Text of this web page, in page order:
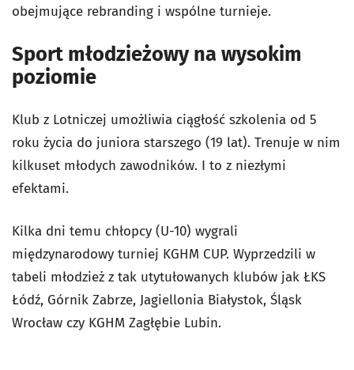
obejmujące rebranding i wspólne turnieje.
Sport młodzieżowy na wysokim
poziomie
Klub z Lotniczej umożliwia ciągłość szkolenia od 5
roku życia do juniora starszego (19 lat). Trenuje w nim
kilkuset młodych zawodników. I to z niezłymi
efektami.
Kilka dni temu chłopcy (U-10) wygrali
międzynarodowy turniej KGHM CUP. Wyprzedzili w
tabeli młodzież z tak utytułowanych klubów jak ŁKS
Łódź, Górnik Zabrze, Jagiellonia Białystok, Śląsk
Wrocław czy KGHM Zagłębie Lubin.